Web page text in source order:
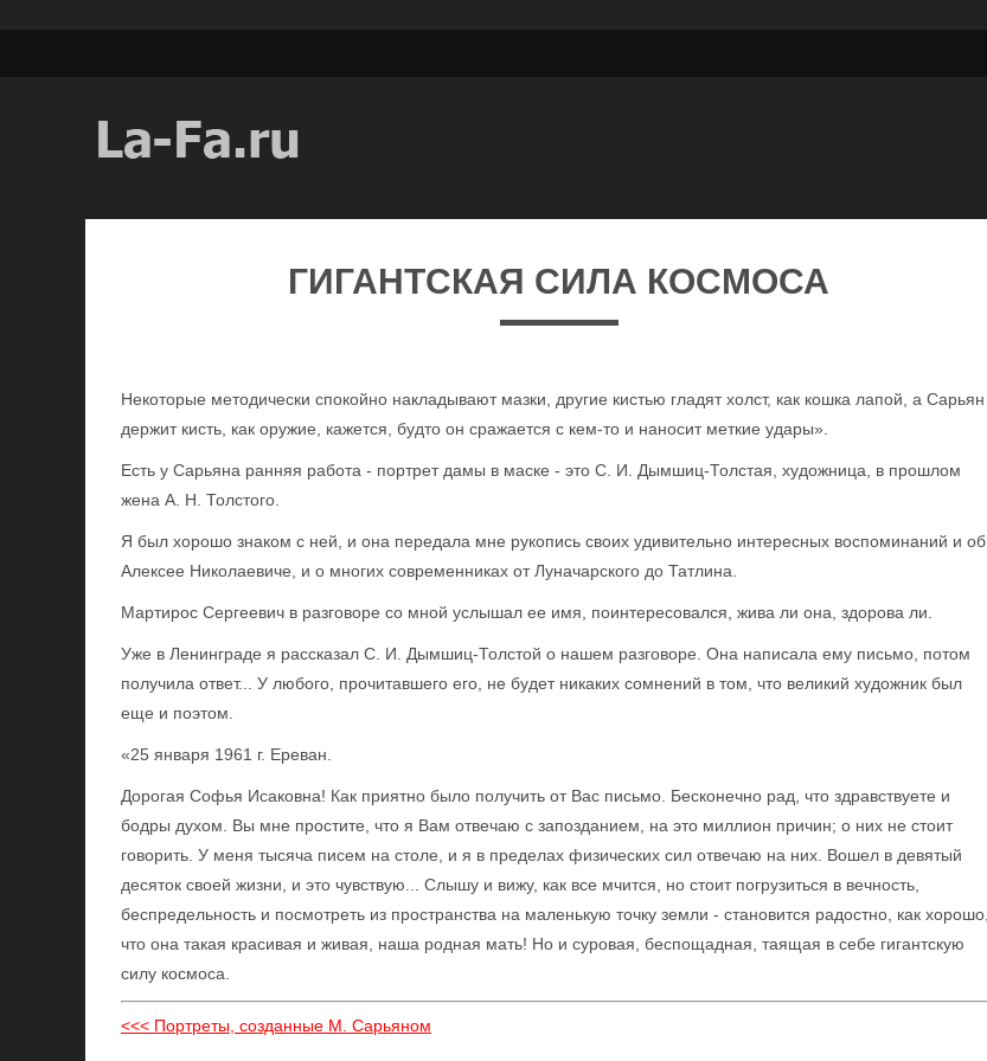
ГИГАНТСКАЯ СИЛА КОСМОСА
Некоторые методически спокойно накладывают мазки, другие кистью гладят холст, как кошка лапой, а Сарьян
держит кисть, как оружие, кажется, будто он сражается с кем-то и наносит меткие удары».
Есть у Сарьяна ранняя работа - портрет дамы в маске - это С. И. Дымшиц-Толстая, художница, в прошлом
жена А. Н. Толстого.
Я был хорошо знаком с ней, и она передала мне рукопись своих удивительно интересных воспоминаний и об
Алексее Николаевиче, и о многих современниках от Луначарского до Татлина.
Мартирос Сергеевич в разговоре со мной услышал ее имя, поинтересовался, жива ли она, здорова ли.
Уже в Ленинграде я рассказал С. И. Дымшиц-Толстой о нашем разговоре. Она написала ему письмо, потом
получила ответ... У любого, прочитавшего его, не будет никаких сомнений в том, что великий художник был
еще и поэтом.
«25 января 1961 г. Ереван.
Дорогая Софья Исаковна! Как приятно было получить от Вас письмо. Бесконечно рад, что здравствуете и
бодры духом. Вы мне простите, что я Вам отвечаю с запозданием, на это миллион причин; о них не стоит
говорить. У меня тысяча писем на столе, и я в пределах физических сил отвечаю на них. Вошел в девятый
десяток своей жизни, и это чувствую... Слышу и вижу, как все мчится, но стоит погрузиться в вечность,
беспредельность и посмотреть из пространства на маленькую точку земли - становится радостно, как хорошо,
что она такая красивая и живая, наша родная мать! Но и суровая, беспощадная, таящая в себе гигантскую
силу космоса.
<<< Портреты, созданные М. Сарьяном